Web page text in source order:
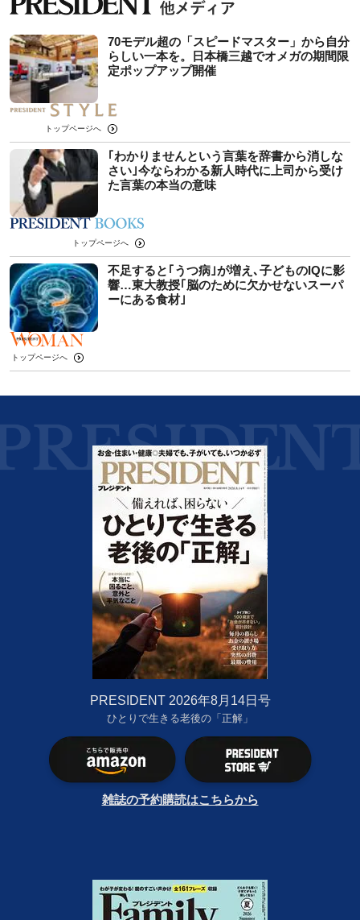
70モデル超の「スピードマスター」から自分
らしい一本を。日本橋三越でオメガの期間限
定ポップアップ開催
トップページへ
｢わかりませんという言葉を辞書から消しな
さい｣今ならわかる新人時代に上司から受け
た言葉の本当の意味
トップページへ
不足すると｢うつ病｣が増え､子どものIQに影
響…東大教授｢脳のために欠かせないスーパ
ーにある食材｣
トップページへ
PRESIDENT 2026年8月14日号
ひとりで生きる老後の「正解」
雑誌の予約購読はこちらから